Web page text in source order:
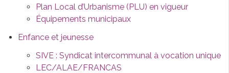
Plan Local d’Urbanisme (PLU) en vigueur
Équipements municipaux
Enfance et jeunesse
SIVE : Syndicat intercommunal à vocation unique
LEC/ALAE/FRANCAS